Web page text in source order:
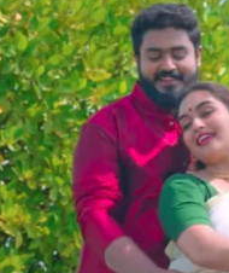
– Ponniyin Selvan: I [2022]